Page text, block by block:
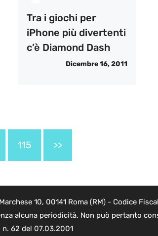
Tra i giochi per
iPhone più divertenti
c’è Diamond Dash
Dicembre 16, 2011
115 >>
10, 00141 Roma (RM) - Codice
alcuna periodicità. Non può pertanto
n. 62 del 07.03.2001